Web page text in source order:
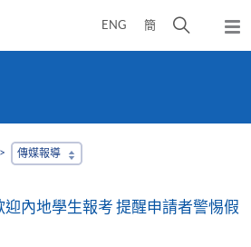
ENG 簡
開
彈
出
傳媒報導
內地學生報考 提醒申請者警惕假